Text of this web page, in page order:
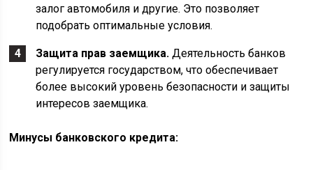
залог автомобиля и другие. Это позволяет
подобрать оптимальные условия.
Защита прав заемщика. Деятельность банков
регулируется государством, что обеспечивает
более высокий уровень безопасности и защиты
интересов заемщика.
Минусы банковского кредита: